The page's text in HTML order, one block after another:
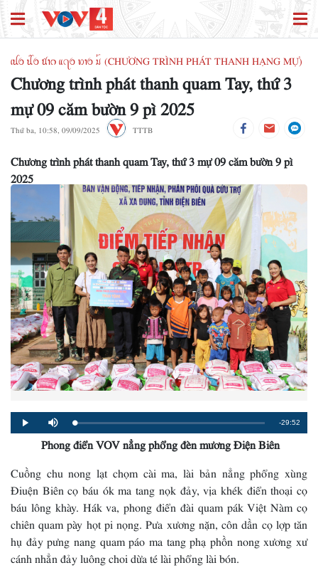
ꪹꪊꪉ ꪊꪲꪉ ꪠꪱꪒ ꪵꪖꪉ ꪭꪱꪉ ꪣꪳ (CHƯƠNG TRÌNH PHÁT THANH HẠNG MỰ)
Chương trình phát thanh quam Tay, thứ 3
mự 09 căm bườn 9 pì 2025
Thứ ba, 10:58, 09/09/2025 TTTB
Chương trình phát thanh quam Tay, thứ 3 mự 09 căm bườn 9 pì
2025
Play Mute Loaded:
0%
Progress:
0%
Remaining
Time
-29:52
Phong điển VOV nẳng phổng đèn mương Điện Biên
Cuồng chu nong lạt chọm cài ma, lài bản nẳng phổng xùng
Điuện Biên cọ báu ók ma tang nọk đảy, vịa khék điển thoại cọ
báu lông khày. Hák va, phong điển đài quam pák Việt Nàm cọ
chiên quam pày họt pi nọng. Pưa xương nặn, côn dần cọ lợp tăn
hụ đảy pưng nang quam páo ma tang phạ phồn nong xương xư
cánh nhẳn đảy luông choi dừa té lài phổng lài bón.